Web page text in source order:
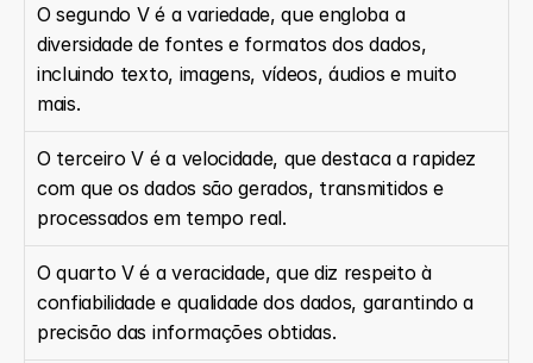
O segundo V é a variedade, que engloba a
diversidade de fontes e formatos dos dados,
incluindo texto, imagens, vídeos, áudios e muito
mais.
O terceiro V é a velocidade, que destaca a rapidez
com que os dados são gerados, transmitidos e
processados em tempo real.
O quarto V é a veracidade, que diz respeito à
confiabilidade e qualidade dos dados, garantindo a
precisão das informações obtidas.